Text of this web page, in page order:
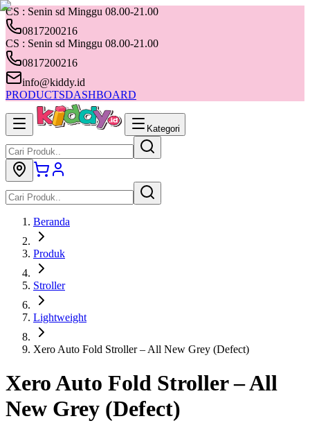
CS : Senin sd Minggu 08.00-21.00
0817200216
CS : Senin sd Minggu 08.00-21.00
0817200216
info@kiddy.id
PRODUCTSDASHBOARD
Kategori
Beranda
Produk
Stroller
Lightweight
Xero Auto Fold Stroller – All New Grey (Defect)
Xero Auto Fold Stroller – All
New Grey (Defect)